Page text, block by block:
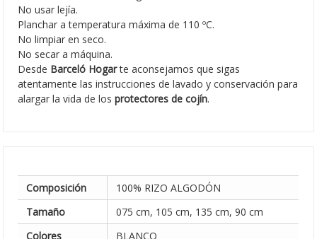
No usar lejía.
Planchar a temperatura máxima de 110 ºC.
No limpiar en seco.
No secar a máquina.
Desde Barceló Hogarte aconsejamos que sigas
atentamente las instrucciones de lavado y conservación para
alargar la vida de losprotectores de cojín.
Composición
100% RIZO ALGODÓN
Tamaño
075 cm, 105 cm, 135 cm, 90 cm
Colores
BLANCO